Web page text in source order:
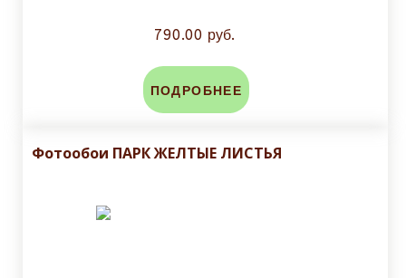
790.00 руб.
ПОДРОБНЕЕ
Фотообои ПАРК ЖЕЛТЫЕ ЛИСТЬЯ